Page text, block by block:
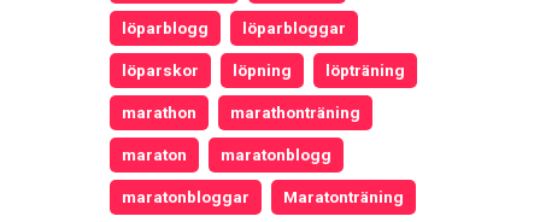
löparblogg löparbloggar
löparskor löpning löpträning
marathon marathonträning
maraton maratonblogg
maratonbloggar Maratonträning